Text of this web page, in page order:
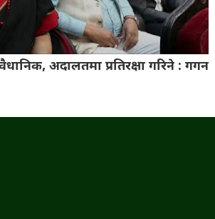
अदालतमा प्रतिरक्षा गरिने : गगन